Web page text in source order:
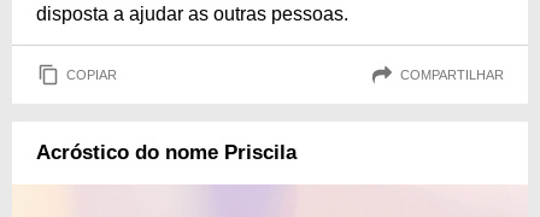
disposta a ajudar as outras pessoas.
COPIAR COMPARTILHAR
Acróstico do nome Priscila